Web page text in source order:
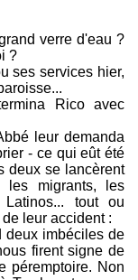
verre d'eau ?
?
ses services hier,
Rico avec
leur demanda
- ce qui eût été
deux se lancèrent
les migrants, les
tout ou
leur accident :
imbéciles de
firent signe de
péremptoire. Non